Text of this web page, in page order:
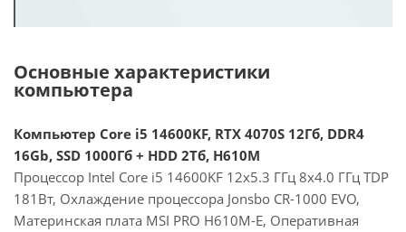
Основные характеристики
компьютера
Компьютер Core i5 14600KF, RTX 4070S 12Гб, DDR4
16Gb, SSD 1000Гб + HDD 2Тб, H610M
Процессор Intel Core i5 14600KF 12x5.3 ГГц 8x4.0 ГГц TDP
181Вт, Охлаждение процессора Jonsbo CR-1000 EVO,
Материнская плата MSI PRO H610M-E, Оперативная